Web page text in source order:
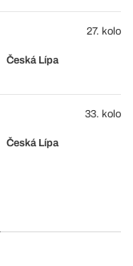
Česká Lípa
27. kolo
Česká Lípa
33. kolo